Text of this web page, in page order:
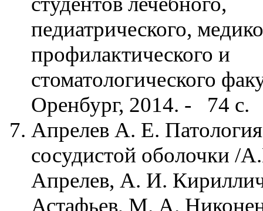
педиатрического,
профилактического и
стоматологического
Оренбург, 2014. - 74 с.
Апрелев А. Е. Патология
сосудистой оболочки /
Апрелев, А. И.
Астафьев, М. А.